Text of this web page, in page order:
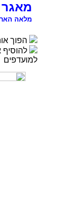
מלאה
הפוך
להוסיף
למועדפים